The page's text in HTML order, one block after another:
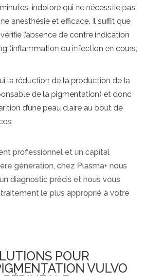
indolore qui ne nécessite pas
anesthésie et efficace. Il suffit que
l’absence de contre indication
(inflammation ou infection en cours,
la réduction de la production de la
de la pigmentation) et donc
d’une peau claire au bout de
professionnel et un capital
génération, chez Plasma+ nous
diagnostic précis et nous vous
le plus approprié à votre
POUR
VULVO